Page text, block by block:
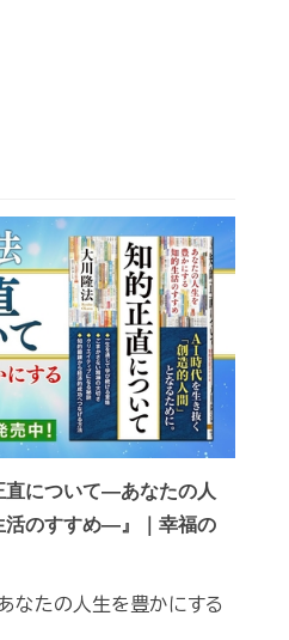
直について―あなたの人
活のすすめ―』｜幸福の
なたの人生を豊かにする